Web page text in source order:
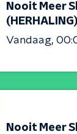
Nooit Meer
(HERHALING)
Vandaag
Nooit Meer